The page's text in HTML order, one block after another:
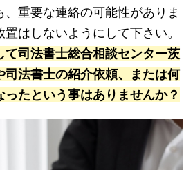
重要な連絡の可能性がありま
はしないようにして下さい。
て司法書士総合相談センター茨
司法書士の紹介依頼、または何
ったという事はありませんか？